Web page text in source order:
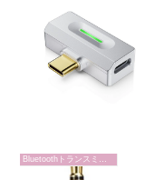
Bluetoothトランスミッター